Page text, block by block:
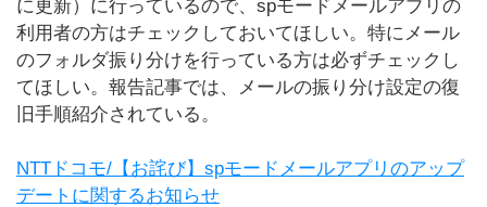
に更新）に行っているので、spモードメールアプリの
利用者の方はチェックしておいてほしい。特にメール
のフォルダ振り分けを行っている方は必ずチェックし
てほしい。報告記事では、メールの振り分け設定の復
旧手順紹介されている。
NTTドコモ/【お詫び】spモードメールアプリのアップ
デートに関するお知らせ